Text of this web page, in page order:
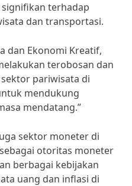
terhadap
dan transportasi.
dan Ekonomi Kreatif,
terobosan dan
pariwisata di
mendukung
mendatang.”
sektor moneter di
otoritas moneter
berbagai kebijakan
uang dan inflasi di